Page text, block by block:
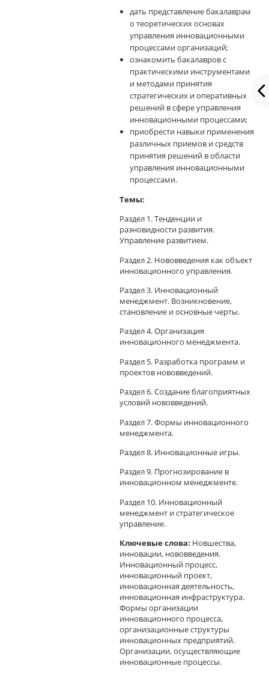
дать представление бакалаврам
о теоретических основах
управления инновационными
процессами организаций;
ознакомить бакалавров с
практическими инструментами
и методами принятия
стратегических и оперативных
решений в сфере управления
инновационными процессами;
приобрести навыки применения
различных приемов и средств
принятия решений в области
управления инновационными
процессами.
Темы:
Раздел 1. Тенденции и
разновидности развития.
Управление развитием.
Раздел 2. Нововведения как объект
инновационного управления.
Раздел 3. Инновационный
менеджмент. Возникновение,
становление и основные черты.
Раздел 4. Организация
инновационного менеджмента.
Раздел 5. Разработка программ и
проектов нововведений.
Раздел 6. Создание благоприятных
условий нововведений.
Раздел 7. Формы инновационного
менеджмента.
Раздел 8. Инновационные игры.
Раздел 9. Прогнозирование в
инновационном менеджменте.
Раздел 10. Инновационный
менеджмент и стратегическое
управление.
Ключевые слова: Новшества,
инновации, нововведения.
Инновационный процесс,
инновационный проект,
инновационная деятельность,
инновационная инфраструктура.
Формы организации
инновационного процесса,
организационные структуры
инновационных предприятий.
Организации, осуществляющие
инновационные процессы.